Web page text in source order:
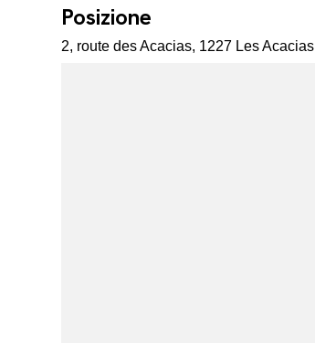
Posizione
2, route des Acacias, 1227 Les Acacias